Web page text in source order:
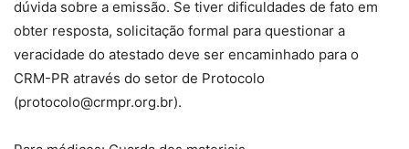
dúvida sobre a emissão. Se tiver dificuldades de fato em
obter resposta, solicitação formal para questionar a
veracidade do atestado deve ser encaminhado para o
CRM-PR através do setor de Protocolo
(protocolo@crmpr.org.br).